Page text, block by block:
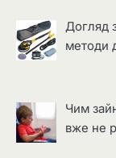
Догляд
методи
Чим
вже не